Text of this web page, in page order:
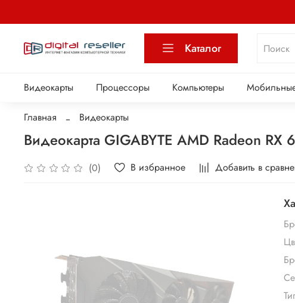
Каталог
Видеокарты Процессоры Компьютеры
Главная Видеокарты
Видеокарта GIGABYTE AMD Radeon RX
(0) В избранное Добавить в